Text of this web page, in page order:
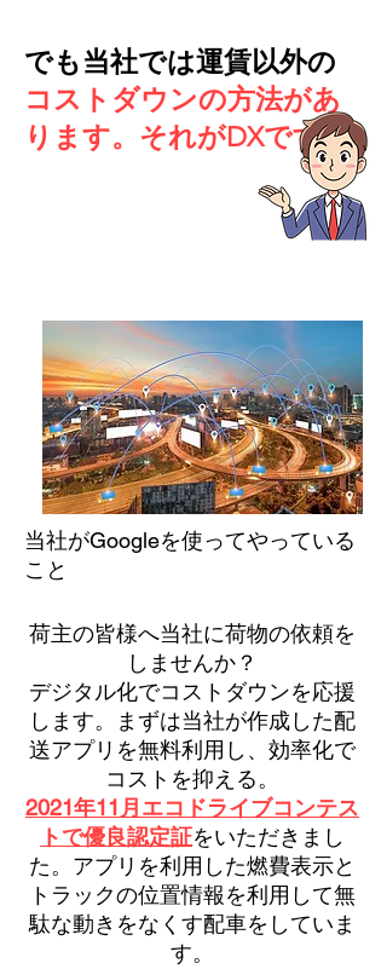
でも当社では運賃以外の
コストダウンの方法があ
ります。それがDXです。
​当社がGoogleを使ってやっている
こと
荷主の皆様へ当社に荷物の依頼を
しませんか？
デジタル化でコストダウンを応援
します。まずは当社が作成した配
送アプリを無料利用し、効率化で
コストを抑える。
2021年11月エコドライブコンテス
トで優良認定証をいただきまし
た。アプリを利用した燃費表示と
トラックの位置情報を利用して無
駄な動きをなくす配車をしていま
す。